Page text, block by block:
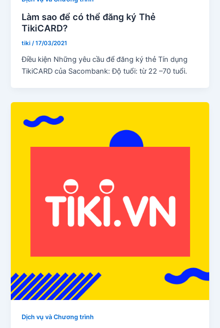
Làm sao để có thể đăng ký Thẻ
TikiCARD?
tiki/17/03/2021
Điều kiện Những yêu cầu để đăng ký thẻ Tín dụng
TikiCARD của Sacombank: Độ tuổi: từ 22 –70 tuổi.
Dịch vụ và Chương trình